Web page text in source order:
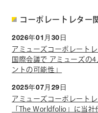
コーポレートレター
2026年01月30日
アミューズコーポレート
国際会議で アミューズの
ントの可能性」
2025年07月29日
アミューズコーポレート
「The Worldfolio」に当